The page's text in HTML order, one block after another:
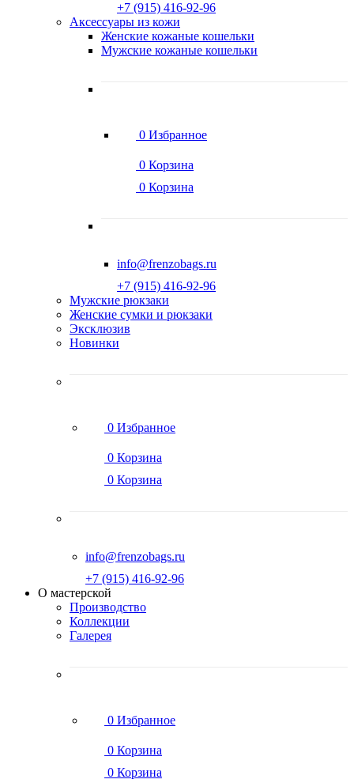
‭+7 (915) 416-92-96
Аксессуары из кожи
Женские кожаные кошельки
Мужские кожаные кошельки
0 Избранное
0 Корзина
0 Корзина
info@frenzobags.ru
‭+7 (915) 416-92-96
Мужские рюкзаки
Женские сумки и рюкзаки
Эксклюзив
Новинки
0 Избранное
0 Корзина
0 Корзина
info@frenzobags.ru
‭+7 (915) 416-92-96
О мастерской
Производство
Коллекции
Галерея
0 Избранное
0 Корзина
0 Корзина